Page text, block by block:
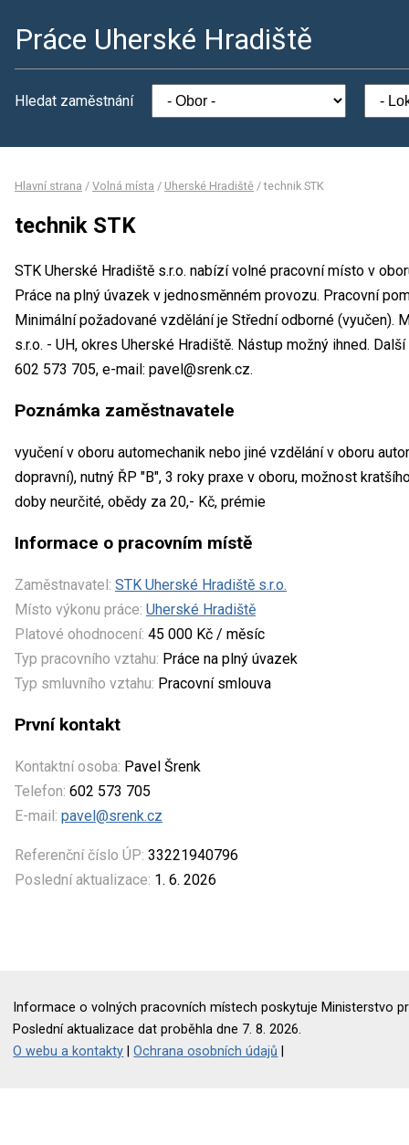
Práce Uherské Hradiště
Hledat zaměstnání
Hlavní strana / Volná místa / Uherské Hradiště /technik STK
technik STK
STK Uherské Hradiště s.r.o. nabízí volné pracovní místo v
Práce na plný úvazek v jednosměnném provozu. Pracovní
Minimální požadované vzdělání je Střední odborné (vyučen).
s.r.o. - UH, okres Uherské Hradiště. Nástup možný ihned.
602 573 705, e-mail: pavel@srenk.cz.
Poznámka zaměstnavatele
vyučení v oboru automechanik nebo jiné vzdělání v oboru
dopravní), nutný ŘP "B", 3 roky praxe v oboru, možnost
doby neurčité, obědy za 20,- Kč, prémie
Informace o pracovním místě
Zaměstnavatel: STK Uherské Hradiště s.r.o.
Místo výkonu práce: Uherské Hradiště
Platové ohodnocení: 45 000 Kč / měsíc
Typ pracovního vztahu: Práce na plný úvazek
Typ smluvního vztahu: Pracovní smlouva
První kontakt
Kontaktní osoba: Pavel Šrenk
Telefon: 602 573 705
E-mail: pavel@srenk.cz
Referenční číslo ÚP: 33221940796
Poslední aktualizace: 1. 6. 2026
Informace o volných pracovních místech poskytuje Ministerstvo
Poslední aktualizace dat proběhla dne 7. 8. 2026.
O webu a kontakty |Ochrana osobních údajů